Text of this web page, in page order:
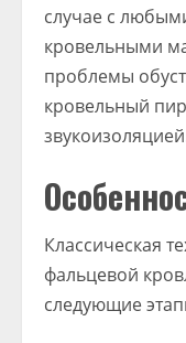
случае с
кровельными
проблемы
кровельный
Классическая
фальцевой
следующие